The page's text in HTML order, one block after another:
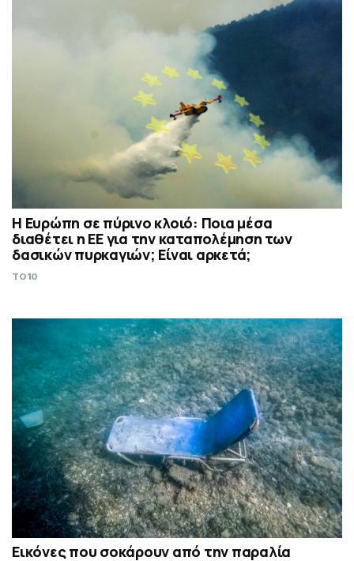
Η Ευρώπη σε πύρινο κλοιό: Ποια μέσα
διαθέτει η ΕΕ για την καταπολέμηση των
δασικών πυρκαγιών; Είναι αρκετά;
TO10
Εικόνες που σοκάρουν από την παραλία